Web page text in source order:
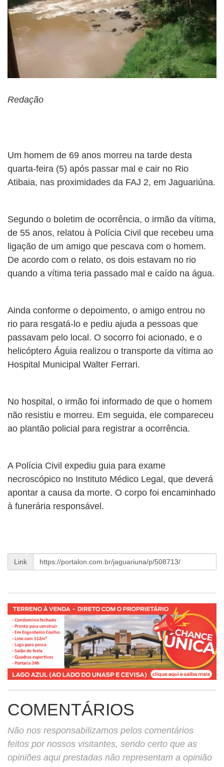
Redação
Um homem de 69 anos morreu na tarde desta
quarta-feira (5) após passar mal e cair no Rio
Atibaia, nas proximidades da FAJ 2, em Jaguariúna.
Segundo o boletim de ocorrência, o irmão da vítima,
de 55 anos, relatou à Polícia Civil que recebeu uma
ligação de um amigo que pescava com o homem.
De acordo com o relato, os dois estavam no rio
quando a vítima teria passado mal e caído na água.
Ainda conforme o depoimento, o amigo entrou no
rio para resgatá-lo e pediu ajuda a pessoas que
passavam pelo local. O socorro foi acionado, e o
helicóptero Águia realizou o transporte da vítima ao
Hospital Municipal Walter Ferrari.
No hospital, o irmão foi informado de que o homem
não resistiu e morreu. Em seguida, ele compareceu
ao plantão policial para registrar a ocorrência.
A Polícia Civil expediu guia para exame
necroscópico no Instituto Médico Legal, que deverá
apontar a causa da morte. O corpo foi encaminhado
à funerária responsável.
Link
COMENTÁRIOS
Não nos responsabilizamos pelos comentários
feitos por nossos visitantes, sendo certo que as
opiniões aqui prestadas não representam a opinião